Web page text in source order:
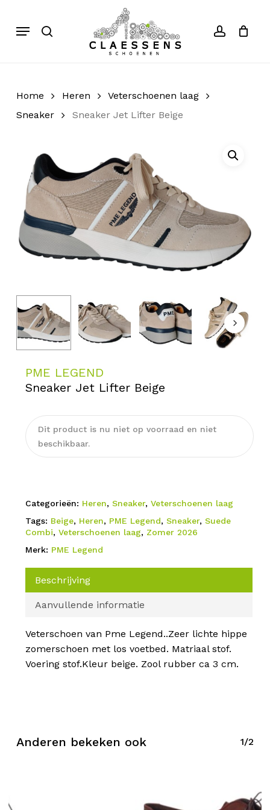
main
account
Menu Cart Close
Cart
winkelwagen.
Home Heren
Veterschoenen laag
Sneaker
Sneaker Jet Lifter Beige
PME LEGEND
Sneaker Jet Lifter Beige
Dit product is nu niet op voorraad en niet
beschikbaar.
Categorieën: Heren, Sneaker, Veterschoenen laag
Tags: Beige, Heren, PME Legend, Sneaker, Suede
Combi, Veterschoenen laag, Zomer 2026
Merk: PME Legend
Beschrijving
Aanvullende informatie
Veterschoen van Pme Legend..Zeer lichte hippe
zomerschoen met los voetbed. Matriaal stof.
Voering stof.Kleur beige. Zool rubber ca 3 cm.
Anderen bekeken ook 1/2